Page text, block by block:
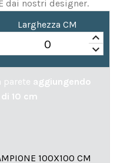
dai nostri designer.
Larghezza CM
keyboard_arrow_up
keyboard_arrow_down
parete aggiungendo
10 cm
100X100 CM